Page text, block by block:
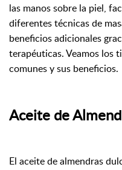
las manos sobre la piel,
diferentes técnicas de
beneficios adicionales
terapéuticas. Veamos los
comunes y sus beneficios.
Aceite de
El aceite de almendras